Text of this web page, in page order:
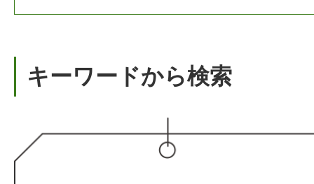
キーワードから検索